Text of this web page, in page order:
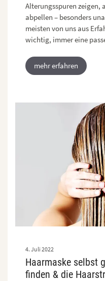
Alterungsspuren zeigen,
abpellen – besonders
meisten von uns aus
wichtig, immer eine
mehr erfahren
Haarmaske selbst
finden & die
4. Juli 2022